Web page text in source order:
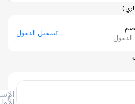
تسجيل الدخول